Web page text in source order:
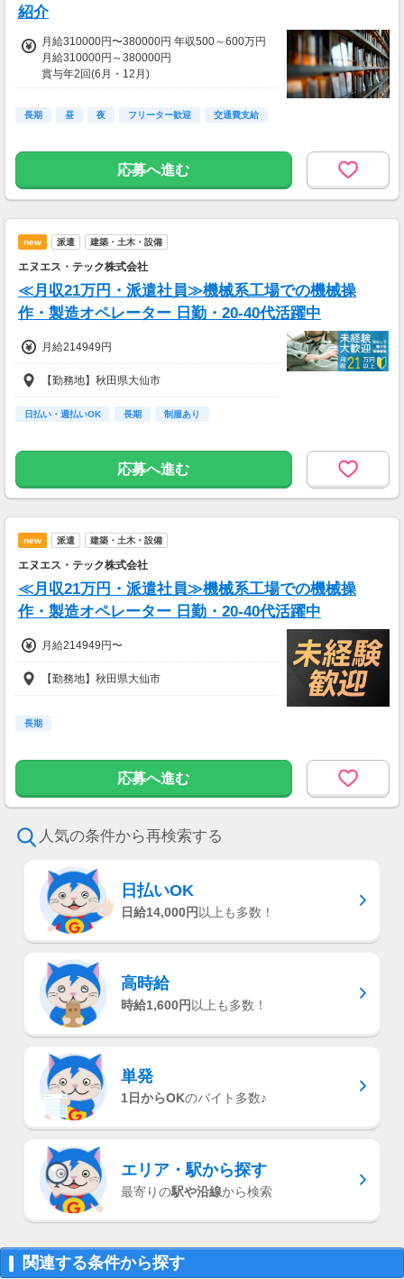
紹介
月給310000円〜380000円 年収500～600万円
月給310000円～380000円
賞与年2回(6月・12月)
通勤手当：全額支給(秋田勤務の場合は、車通勤
長期 昼 夜 フリーター歓迎 交通費支給
応募へ進む
new 派遣 建築・土木・設備
エヌエス・テック株式会社
≪月収21万円・派遣社員≫機械系工場での機械操
作・製造オペレーター 日勤・20-40代活躍中
月給214949円
【勤務地】秋田県大仙市
日払い・週払いOK 長期 制服あり
応募へ進む
new 派遣 建築・土木・設備
エヌエス・テック株式会社
≪月収21万円・派遣社員≫機械系工場での機械操
作・製造オペレーター 日勤・20-40代活躍中
月給214949円〜
【勤務地】秋田県大仙市
長期
応募へ進む
人気の条件から再検索する
日払いOK
日給14,000円 以上も多数！
高時給
時給1,600円 以上も多数！
単発
1日からOKのバイト多数♪
エリア・駅から探す
最寄りの駅や沿線から検索
関連する条件から探す